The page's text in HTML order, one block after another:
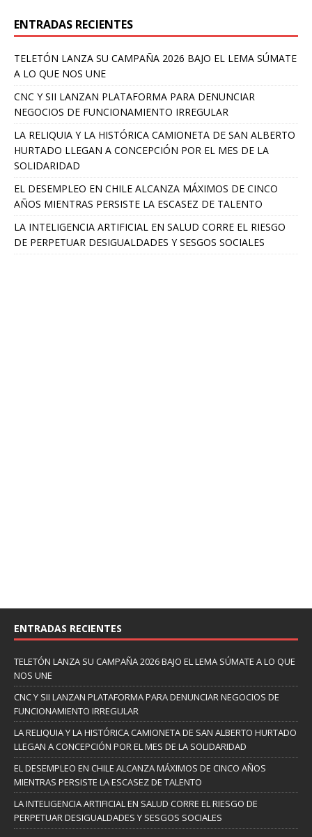
ENTRADAS RECIENTES
TELETÓN LANZA SU CAMPAÑA 2026 BAJO EL LEMA SÚMATE
A LO QUE NOS UNE
CNC Y SII LANZAN PLATAFORMA PARA DENUNCIAR
NEGOCIOS DE FUNCIONAMIENTO IRREGULAR
LA RELIQUIA Y LA HISTÓRICA CAMIONETA DE SAN ALBERTO
HURTADO LLEGAN A CONCEPCIÓN POR EL MES DE LA
SOLIDARIDAD
EL DESEMPLEO EN CHILE ALCANZA MÁXIMOS DE CINCO
AÑOS MIENTRAS PERSISTE LA ESCASEZ DE TALENTO
LA INTELIGENCIA ARTIFICIAL EN SALUD CORRE EL RIESGO
DE PERPETUAR DESIGUALDADES Y SESGOS SOCIALES
ENTRADAS RECIENTES
TELETÓN LANZA SU CAMPAÑA 2026 BAJO EL LEMA SÚMATE A LO QUE
NOS UNE
CNC Y SII LANZAN PLATAFORMA PARA DENUNCIAR NEGOCIOS DE
FUNCIONAMIENTO IRREGULAR
LA RELIQUIA Y LA HISTÓRICA CAMIONETA DE SAN ALBERTO HURTADO
LLEGAN A CONCEPCIÓN POR EL MES DE LA SOLIDARIDAD
EL DESEMPLEO EN CHILE ALCANZA MÁXIMOS DE CINCO AÑOS
MIENTRAS PERSISTE LA ESCASEZ DE TALENTO
LA INTELIGENCIA ARTIFICIAL EN SALUD CORRE EL RIESGO DE
PERPETUAR DESIGUALDADES Y SESGOS SOCIALES